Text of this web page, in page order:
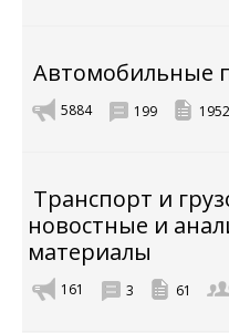
Автомобильные
5884 199 1952
Транспорт и
новостные и
материалы
161 3 61